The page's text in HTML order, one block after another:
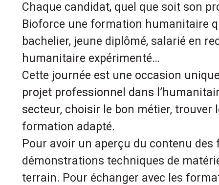
Chaque candidat, quel que soit son
Bioforce une formation humanitaire
bachelier, jeune diplômé, salarié en
humanitaire expérimenté…
Cette journée est une occasion
projet professionnel dans
secteur, choisir le bon métier, trouver
formation adapté.
Pour avoir un aperçu du contenu des
démonstrations techniques de
terrain. Pour échanger avec les